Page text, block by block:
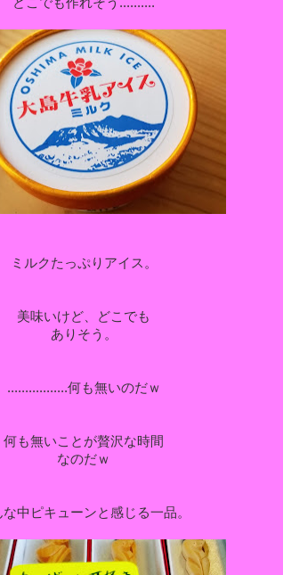
ミルクたっぷりアイス。
美味いけど、どこでも
ありそう。
.................何も無いのだｗ
何も無いことが贅沢な時間
なのだｗ
な中ピキューンと感じる一品。